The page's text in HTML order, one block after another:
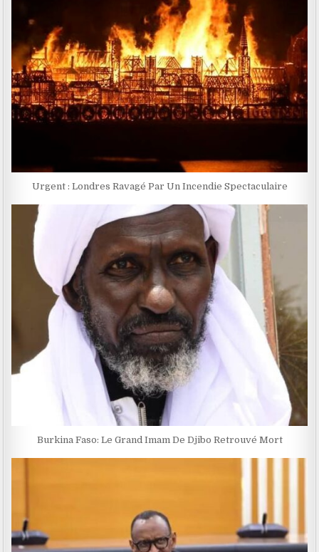
Urgent : Londres Ravagé Par Un Incendie Spectaculaire
Burkina Faso: Le Grand Imam De Djibo Retrouvé Mort